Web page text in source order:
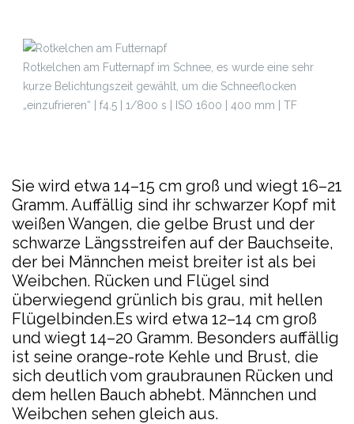
Rotkelchen am Futternapf im Schnee, es wurde eine sehr
kurze Belichtungszeit gewählt, um die Schneeflocken
„einzufrieren“ | f4.5 | 1/800 s | ISO 1600 | 400 mm | TF
Sie wird etwa 14–15 cm groß und wiegt 16–21
Gramm. Auffällig sind ihr schwarzer Kopf mit
weißen Wangen, die gelbe Brust und der
schwarze Längsstreifen auf der Bauchseite,
der bei Männchen meist breiter ist als bei
Weibchen. Rücken und Flügel sind
überwiegend grünlich bis grau, mit hellen
Flügelbinden.Es wird etwa 12–14 cm groß
und wiegt 14–20 Gramm. Besonders auffällig
ist seine orange-rote Kehle und Brust, die
sich deutlich vom graubraunen Rücken und
dem hellen Bauch abhebt. Männchen und
Weibchen sehen gleich aus.